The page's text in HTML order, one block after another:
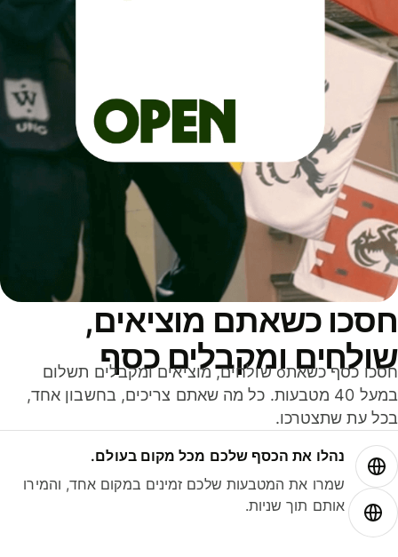
כשאתם מוציאים,
ומקבלים כסף
חסכו כסף כשאתo שולחים, מוציאים ומקבלים תשלום
במעל 40 מטבעות. כל מה שאתם צריכים, בחשבון אחד,
עת שתצטרכו.
נהלו את הכסף שלכם מכל מקום בעולם.
שמרו את המטבעות שלכם זמינים במקום אחד, והמירו
אותם תוך שניות.